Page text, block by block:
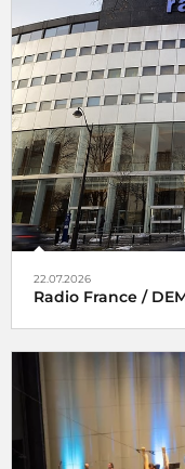
22.07.2026
Radio France /